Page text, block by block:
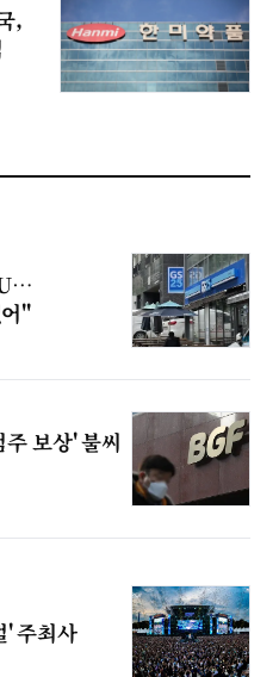
,
"
보상' 불씨
' 주최사